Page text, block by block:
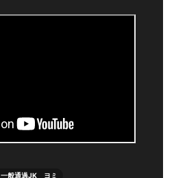
一般通過JK ヨミ